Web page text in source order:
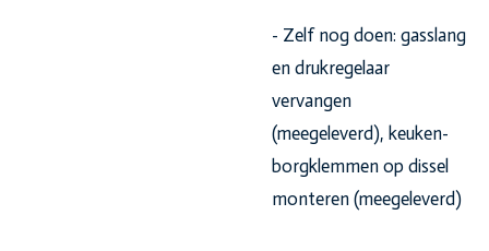
- Zelf nog doen: gasslang
en drukregelaar
vervangen
(meegeleverd), keuken-
borgklemmen op dissel
monteren (meegeleverd)